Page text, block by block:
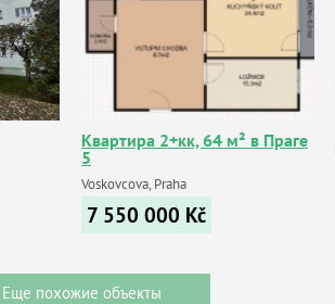
Квартира 2+кк, 64 м² в Праге
5
Voskovcova, Praha
7 550 000 Kč
Еще похожие объекты